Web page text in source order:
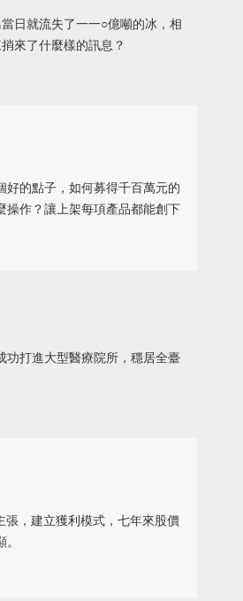
日就流失了一一○億噸的冰，相
來了什麼樣的訊息？
好的點子，如何募得千百萬元的
操作？讓上架每項產品都能創下
功打進大型醫療院所，穩居全臺
，建立獲利模式，七年來股價